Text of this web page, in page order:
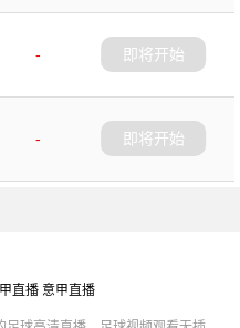
-
即将开始
-
即将开始
直播 意甲直播